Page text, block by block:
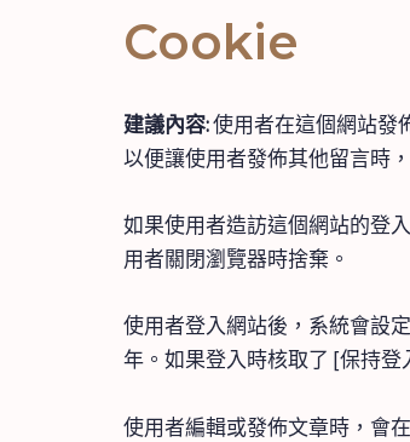
Cookie
建議內容:使用者在這個網站發
以便讓使用者發佈其他留言時
如果使用者造訪這個網站的登
用者關閉瀏覽器時捨棄。
使用者登入網站後，系統會設
年。如果登入時核取了 [保持登
使用者編輯或發佈文章時，會